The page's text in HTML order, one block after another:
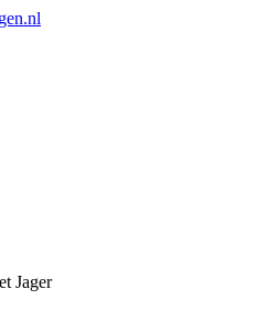
Jager